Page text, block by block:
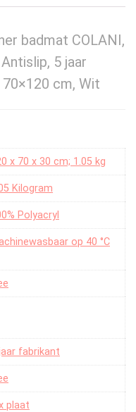
badmat COLANI,
5 jaar
cm, Wit
x 70 x 30 cm; 1.05 kg
Kilogram
Polyacryl
op 40 °C
fabrikant
plaat